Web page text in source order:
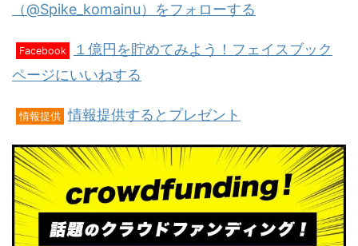
（@Spike_komainu）をフォローする
Facebook
１億円を貯めてみよう！フェイスブック
ページにいいねする
情報提供 情報提供するとプレゼント